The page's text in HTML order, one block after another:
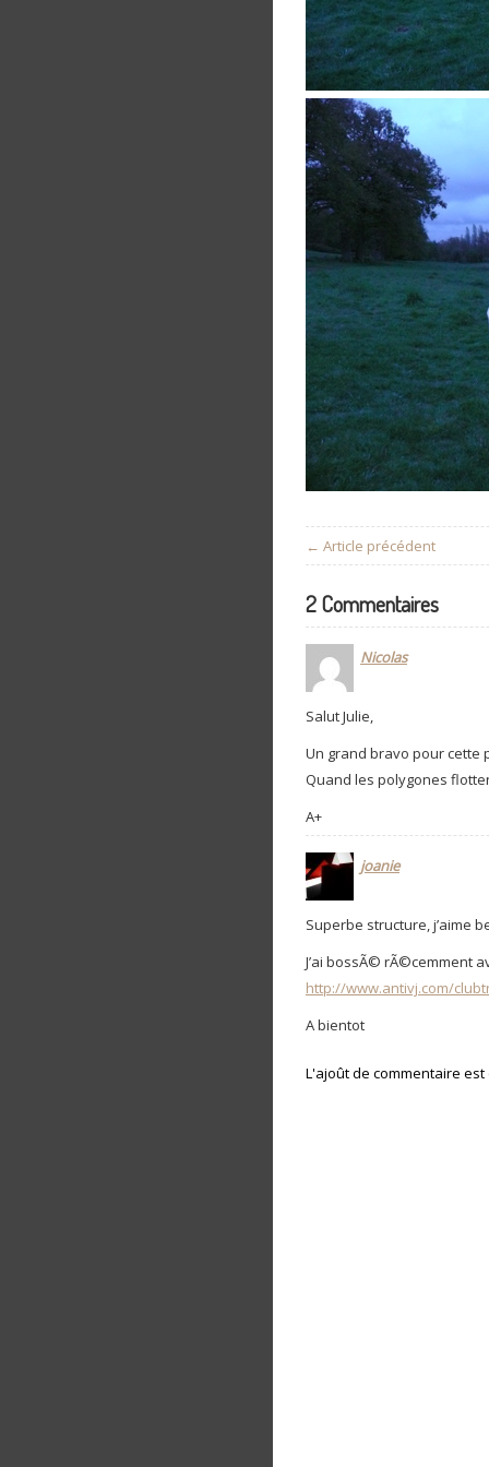
← Article précédent
2 Commentaires
Nicolas
Salut Julie,
Un grand bravo pour
Quand les polygones
A+
joanie
Superbe structure, j’aime
J’ai bossÃ© rÃ©cemment
http://www.antivj.com/
A bientot
L'ajoût de commentaire